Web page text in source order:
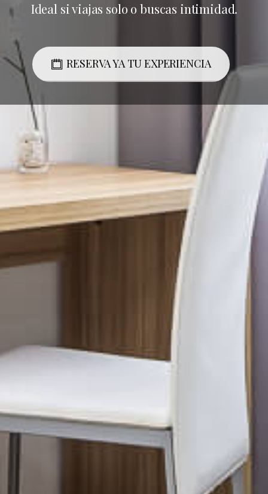
Ideal si viajas solo o buscas intimidad.
RESERVA YA TU EXPERIENCIA